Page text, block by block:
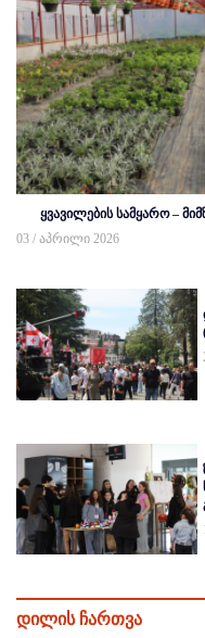
ყვავილების სამყარო –
03 / აპრილი 2026
დილის ჩართვა